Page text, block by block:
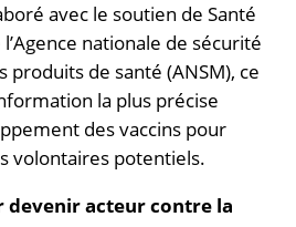
avec le soutien de Santé
nationale de sécurité
de santé (ANSM), ce
la plus précise
des vaccins pour
volontaires potentiels.
acteur contre la